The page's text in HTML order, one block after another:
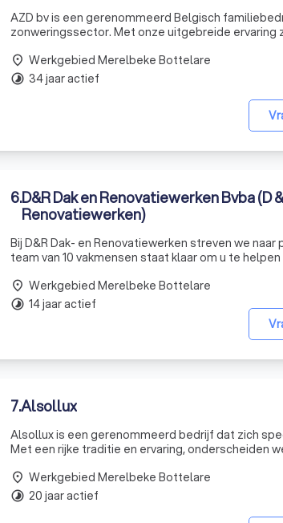
AZD bv is een gerenommeerd Belgisch
zonweringssector. Met onze uitgebreide ervaring
van een h
place Werkgebied Merelbeke Bottelare
timelapse 34 jaar actief
6.D&R Dak en Renovatiewerken Bvba (D
Renovatiewerken)
Bij D&R Dak- en Renovatiewerken streven we
team van 10 vakmensen staat klaar om u te
waardoor u geen
place Werkgebied Merelbeke Bottelare
timelapse 14 jaar actief
7.Alsollux
Alsollux is een gerenommeerd bedrijf dat zich
Met een rijke traditie en ervaring, onderscheiden
place Werkgebied Merelbeke Bottelare
timelapse 20 jaar actief